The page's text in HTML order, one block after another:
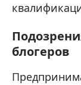
блогеров